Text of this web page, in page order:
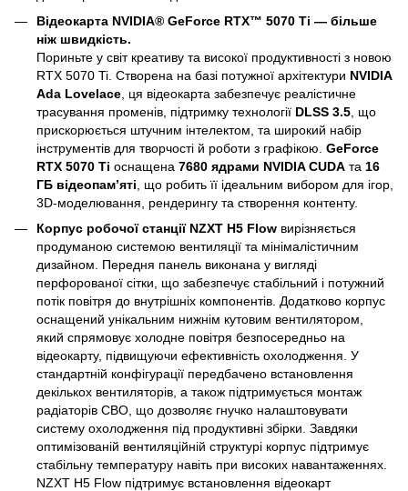
Відеокарта NVIDIA® GeForce RTX™ 5070 Ti — більше
ніж швидкість.
Пориньте у світ креативу та високої продуктивності з новою
RTX 5070 Ti. Створена на базі потужної архітектури NVIDIA
Ada Lovelace , ця відеокарта забезпечує реалістичне
трасування променів, підтримку технології DLSS 3.5 , що
прискорюється штучним інтелектом, та широкий набір
інструментів для творчості й роботи з графікою. GeForce
RTX 5070 Ti оснащена 7680 ядрами NVIDIA CUDA та 16
ГБ відеопам’яті , що робить її ідеальним вибором для ігор,
3D-моделювання, рендерингу та створення контенту.
Корпус робочої станції NZXT H5 Flow вирізняється
продуманою системою вентиляції та мінімалістичним
дизайном. Передня панель виконана у вигляді
перфорованої сітки, що забезпечує стабільний і потужний
потік повітря до внутрішніх компонентів. Додатково корпус
оснащений унікальним нижнім кутовим вентилятором,
який спрямовує холодне повітря безпосередньо на
відеокарту, підвищуючи ефективність охолодження. У
стандартній конфігурації передбачено встановлення
декількох вентиляторів, а також підтримується монтаж
радіаторів СВО, що дозволяє гнучко налаштовувати
систему охолодження під продуктивні збірки. Завдяки
оптимізованій вентиляційній структурі корпус підтримує
стабільну температуру навіть при високих навантаженнях.
NZXT H5 Flow підтримує встановлення відеокарт